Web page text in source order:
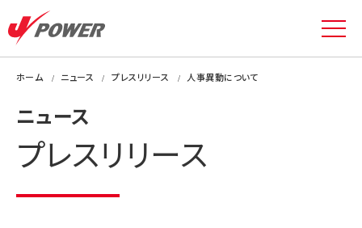
ホーム ニュース プレスリリース 人事異動について
ニュース
プレスリリース